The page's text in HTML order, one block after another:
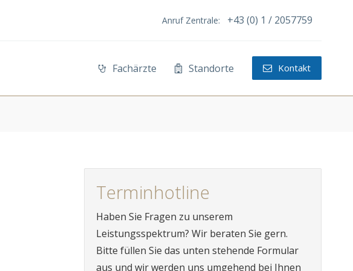
Anruf Zentrale: +43 (0) 1 / 2057759
Fachärzte Standorte Kontakt
Terminhotline
Haben Sie Fragen zu unserem
Leistungsspektrum? Wir beraten Sie gern.
Bitte füllen Sie das unten stehende Formular
aus und wir werden uns umgehend bei Ihnen